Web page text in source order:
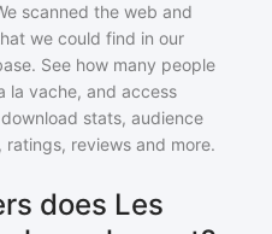
scanned the web and
we could find in our
See how many people
la vache, and access
stats, audience
reviews and more.
does Les